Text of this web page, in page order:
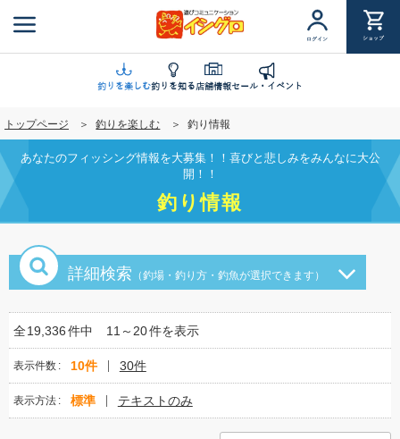
ン
に
移
動
ログイン ショップ
釣りを楽しむ釣りを知る店舗情報セール・イベント
トップページ 釣りを楽しむ 釣り情報
あなたのフィッシング情報を大募集！！喜びと悲しみをみんなに大公
開！！
釣り情報
詳細検索 （釣場・釣り方・釣魚が選択できます）
全19,336件中 11～20件を表示
表示件数 10件 30件
表示方法 標準 テキストのみ